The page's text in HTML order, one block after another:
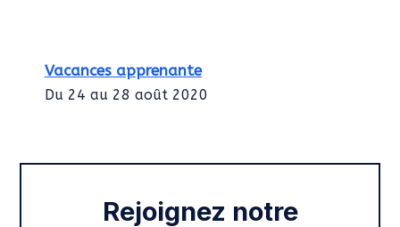
Vacances apprenante
Du 24 au 28 août 2020
Rentrée 2020
Rejoignez notre